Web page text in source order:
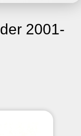
2001-